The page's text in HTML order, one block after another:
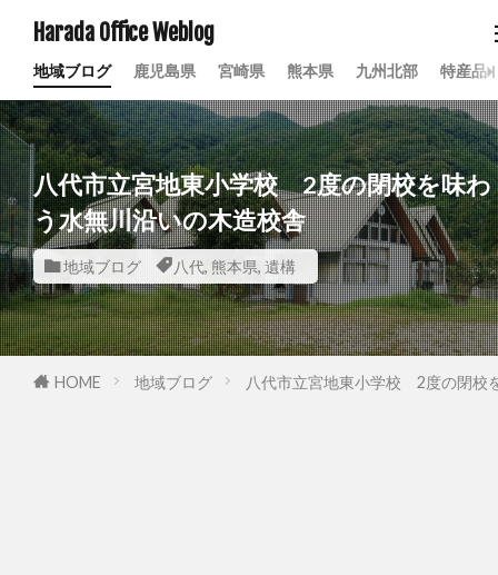
Harada Office Weblog
地域ブログ 鹿児島県 宮崎県 熊本県 九州北部 特産品
八代市立宮地東小学校 2度の閉校を味わ
う水無川沿いの木造校舎
地域ブログ 八代, 熊本県, 遺構
HOME 地域ブログ 八代市立宮地東小学校 2度の閉校